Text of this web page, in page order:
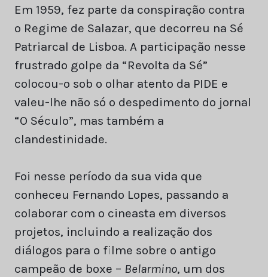
Em 1959, fez parte da conspiração contra
o Regime de Salazar, que decorreu na Sé
Patriarcal de Lisboa. A participação nesse
frustrado golpe da “Revolta da Sé”
colocou-o sob o olhar atento da PIDE e
valeu-lhe não só o despedimento do jornal
“O Século”, mas também a
clandestinidade.
Foi nesse período da sua vida que
conheceu Fernando Lopes, passando a
colaborar com o cineasta em diversos
projetos, incluindo a realização dos
diálogos para o filme sobre o antigo
campeão de boxe – Belarmino, um dos